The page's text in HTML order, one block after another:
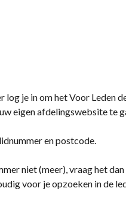
je in om het Voor Leden
eigen afdelingswebsite te
en postcode.
niet (meer), vraag het
voor je opzoeken in de